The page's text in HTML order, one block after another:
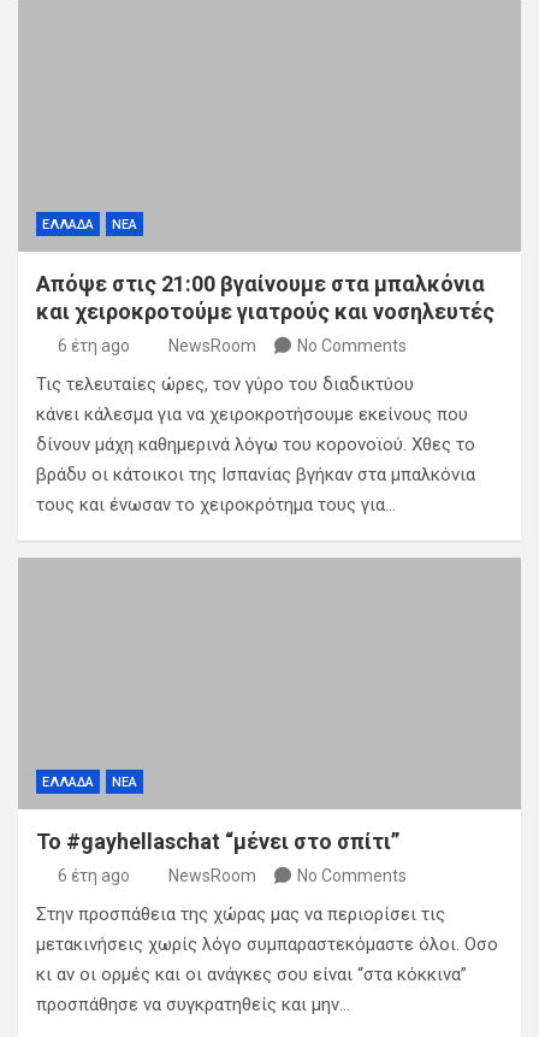
ΕΛΛΑΔΑ ΝΕΑ
Απόψε στις 21:00 βγαίνουμε στα μπαλκόνια
και χειροκροτούμε γιατρούς και νοσηλευτές
6 έτη ago NewsRoom No Comments
Τις τελευταίες ώρες, τον γύρο του διαδικτύου
κάνει κάλεσμα για να χειροκροτήσουμε εκείνους που
δίνουν μάχη καθημερινά λόγω του κορoνοϊού. Χθες το
βράδυ οι κάτοικοι της Ισπανίας βγήκαν στα μπαλκόνια
τους και ένωσαν το χειροκρότημα τους για…
ΕΛΛΑΔΑ ΝΕΑ
Το #gayhellaschat “μένει στο σπίτι”
6 έτη ago NewsRoom No Comments
Στην προσπάθεια της χώρας μας να περιορίσει τις
μετακινήσεις χωρίς λόγο συμπαραστεκόμαστε όλοι. Οσο
κι αν οι ορμές και οι ανάγκες σου είναι “στα κόκκινα”
προσπάθησε να συγκρατηθείς και μην…